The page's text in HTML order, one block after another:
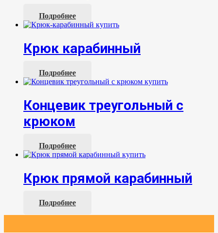
Подробнее
Крюк карабинный
Подробнее
Концевик треугольный с
крюком
Подробнее
Крюк прямой карабинный
Подробнее